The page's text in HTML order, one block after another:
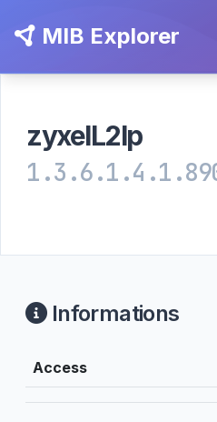
MIB Explorer
zyxelL2Ip
Informations
Access